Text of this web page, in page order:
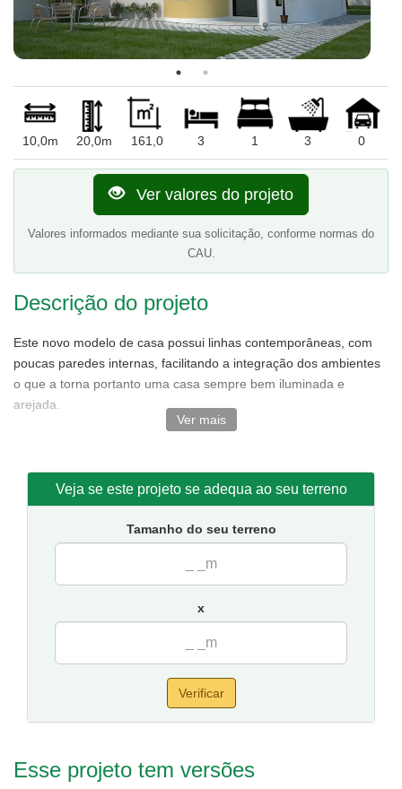
10,0m 20,0m 161,0 3 1 3 0
Ver valores do projeto
Valores informados mediante sua solicitação, conforme normas do
CAU.
Descrição do projeto
Este novo modelo de casa possui linhas contemporâneas, com
poucas paredes internas, facilitando a integração dos ambientes
o que a torna portanto uma casa sempre bem iluminada e
arejada.
No andar térreo, contém sala de estar e jantar não conjugadas
No andar superior, destaque para a suíte master com closet e
duas varandas uma ótima opção para quem prefere quartos
grandes.Além de conter mais dois quartos e um banheiro.
Sugestão de terreno para implantação:
Ver mais
Veja se este projeto se adequa ao seu terreno
Tamanho do seu terreno
x
Verificar
Esse projeto tem versões